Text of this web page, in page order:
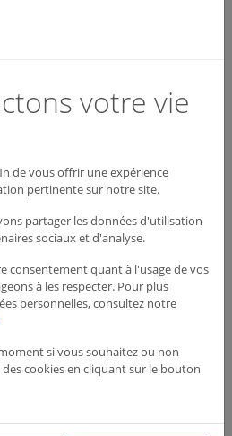
de niveau
de produit
+
votre vie
de vous offrir une expérience
pertinente sur notre site.
partager les données d'utilisation
sociaux et d'analyse.
consentement quant à l'usage de vos
à les respecter. Pour plus
personnelles, consultez notre
si vous souhaitez ou non
cookies en cliquant sur le bouton